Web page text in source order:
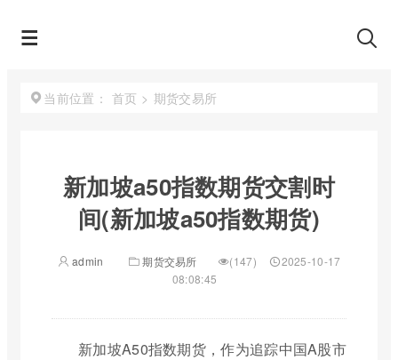
当前位置： 首页 > 期货交易所
新加坡a50指数期货交割时
间(新加坡a50指数期货)
admin 期货交易所 (147)
2025-10-17
08:08:45
新加坡A50指数期货，作为追踪中国A股市